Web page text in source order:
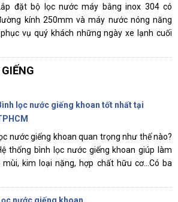
đặt bộ lọc nước máy bằng inox 304 có
kính 250mm và máy nước nóng năng
vụ quý khách những ngày xe lạnh cuối
lọc nước giếng khoan tốt nhất tại
nước giếng khoan quan trọng như thế nào?
thống bình lọc nước giếng khoan giúp làm
kim loại nặng, hợp chất hữu cơ...Có ba